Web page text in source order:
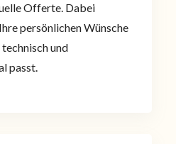
Offerte. Dabei
persönlichen Wünsche
technisch und
passt.